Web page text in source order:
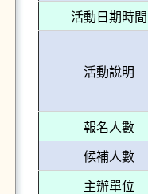
活動日期時間
活動說明
報名人數
候補人數
主辦單位